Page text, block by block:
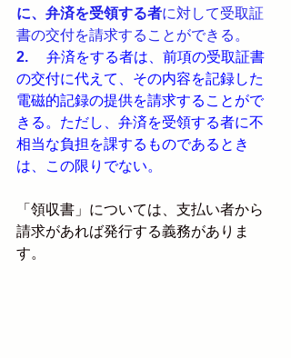
に、弁済を受領する者に対して受取証
書の交付を請求することができる。
2.
弁済をする者は、前項の受取証書
の交付に代えて、その内容を記録した
電磁的記録の提供を請求することがで
きる。ただし、弁済を受領する者に不
相当な負担を課するものであるとき
は、この限りでない。
「領収書」については、支払い者から
請求があれば発行する義務がありま
す。